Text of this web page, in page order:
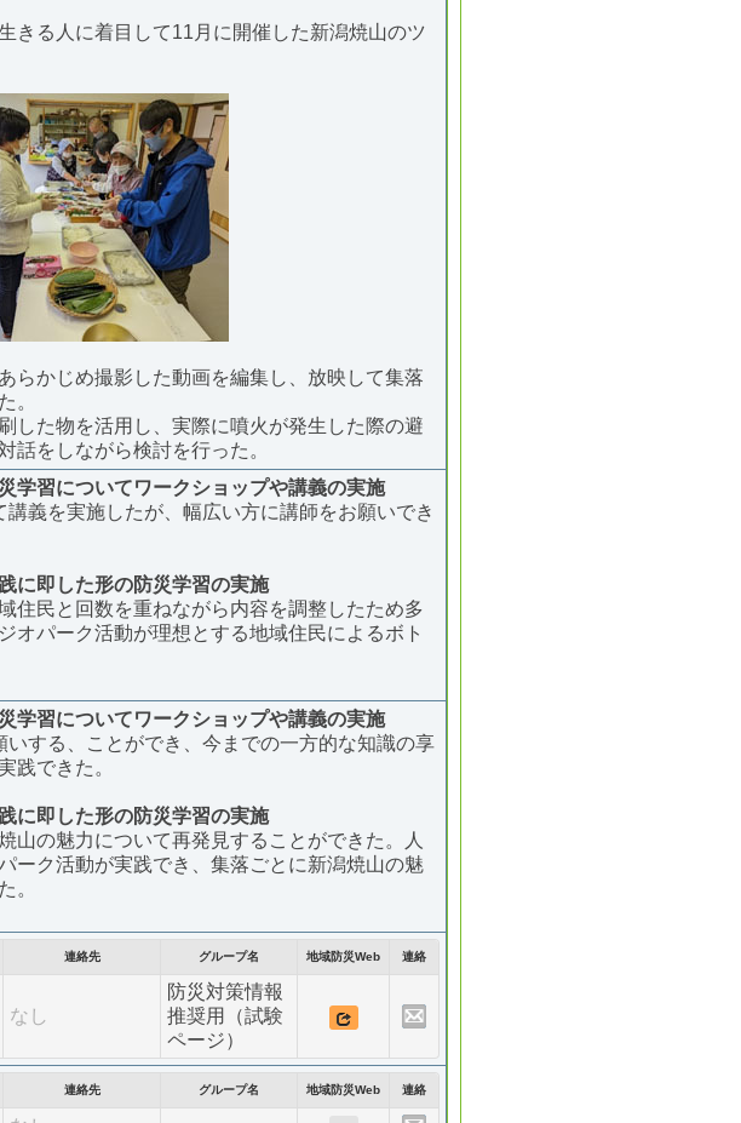
きる人に着目して11月に開催した新潟焼山のツ
らかじめ撮影した動画を編集し、放映して集落
。
した物を活用し、実際に噴火が発生した際の避
話をしながら検討を行った。
学習についてワークショップや講義の実施
講義を実施したが、幅広い方に講師をお願いでき
に即した形の防災学習の実施
住民と回数を重ねながら内容を調整したため多
オパーク活動が理想とする地域住民によるボト
学習についてワークショップや講義の実施
いする、ことができ、今までの一方的な知識の享
践できた。
に即した形の防災学習の実施
山の魅力について再発見することができた。人
ーク活動が実践でき、集落ごとに新潟焼山の魅
。
連絡先 グループ名 地域防災Web 連絡
なし
防災対策情報
推奨用（試験
ページ）
連絡先 グループ名 地域防災Web 連絡